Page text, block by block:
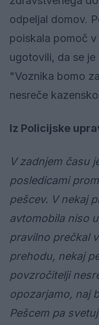
odpeljal domov.
poiskala pomoč
ugotovili, da se je
"Voznika bomo
nesreče
Iz Policijske
V zadnjem času
posledicami
pešcev. V nekaj
avtomobila niso
pravilno prečkal
prehodu, nekaj
povzročitelji
opozarjamo, naj
Pešcem pa